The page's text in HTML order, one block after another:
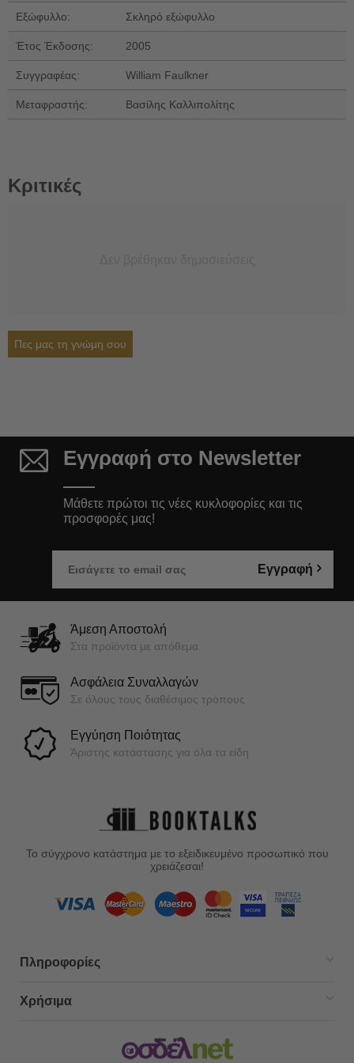
Εξώφυλλο: Σκληρό εξώφυλλο
Έτος Έκδοσης: 2005
Συγγραφέας: William Faulkner
Μεταφραστής: Βασίλης Καλλιπολίτης
Κριτικές
Πες μας τη γνώμη σου
Εγγραφή στο Newsletter
Μάθετε πρώτοι τις νέες κυκλοφορίες και τις
προσφορές μας!
Εγγραφή
Άμεση Αποστολή
Στα προϊόντα με απόθεμα
Ασφάλεια Συναλλαγών
Σε όλους τους διαθέσιμος τρόπους
Εγγύηση Ποιότητας
Άριστης κατάστασης για όλα τα είδη
Το σύγχρονο κατάστημα με το εξειδικευμένο προσωπικό που
χρειάζεσαι!
Πληροφορίες
Χρήσιμα